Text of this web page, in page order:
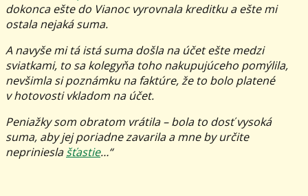
dokonca ešte do Vianoc vyrovnala kreditku a ešte mi
ostala nejaká suma.
A navyše mi tá istá suma došla na účet ešte medzi
sviatkami, to sa kolegyňa toho nakupujúceho pomýlila,
nevšimla si poznámku na faktúre, že to bolo platené
v hotovosti vkladom na účet.
Peniažky som obratom vrátila – bola to dosť vysoká
suma, aby jej poriadne zavarila a mne by určite
neprinieslašťastie…“